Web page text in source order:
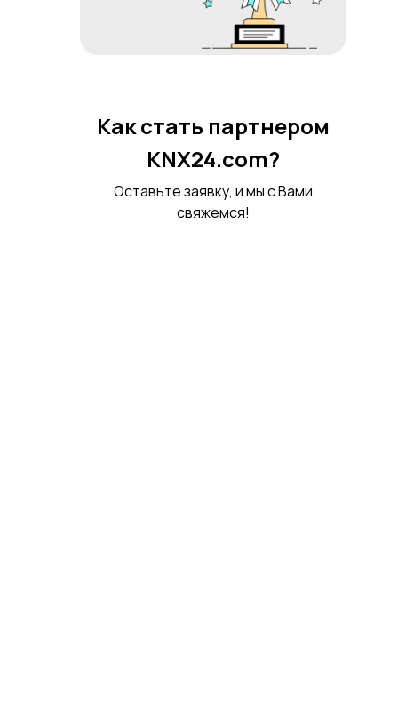
Как стать партнером
KNX24.com?
Оставьте заявку, и мы с Вами
свяжемся!